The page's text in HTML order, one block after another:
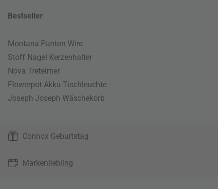
Bestseller
Montana Panton Wire
Stoff Nagel Kerzenhalter
Nova Treteimer
Flowerpot Akku Tischleuchte
Joseph Joseph Wäschekorb
Connox Geburtstag
Markenliebling